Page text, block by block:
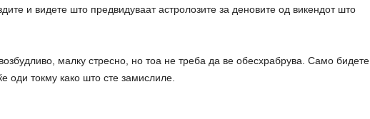
и видете што предвидуваат астролозите за деновите од викендот што
малку стресно, но тоа не треба да ве обесхрабрува. Само бидете
оди токму како што сте замислиле.